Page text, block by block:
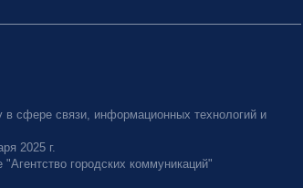
сфере связи, информационных технологий и
2025 г.
городских коммуникаций"